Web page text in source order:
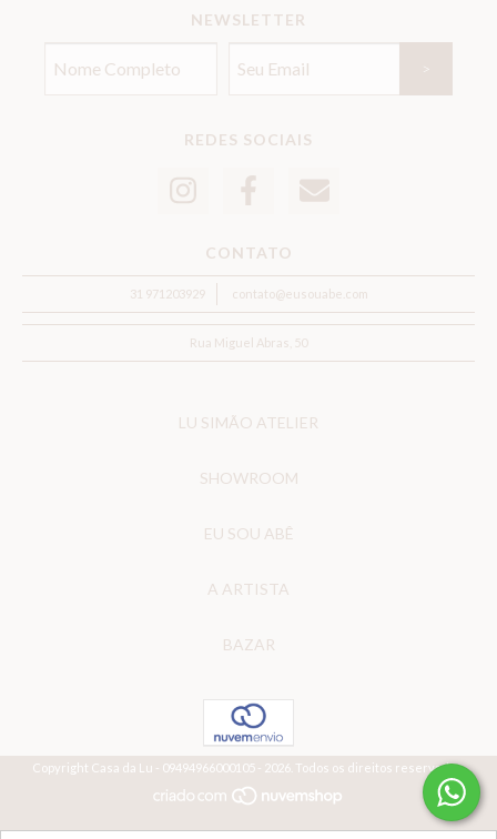
NEWSLETTER
REDES SOCIAIS
CONTATO
31 971203929 contato@eusouabe.com
Rua Miguel Abras, 50
LU SIMÃO ATELIER
SHOWROOM
EU SOU ABÊ
A ARTISTA
BAZAR
Copyright Casa da Lu - 09494966000105 - 2026. Todos os direitos reservados.